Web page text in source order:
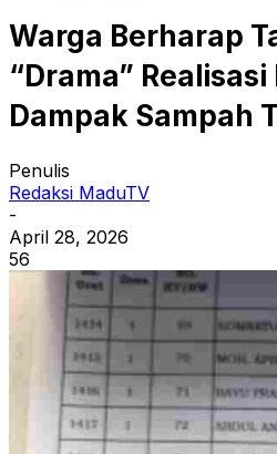
Warga Berharap
“Drama” Realisasi
Dampak Sampah
Penulis
Redaksi MaduTV
-
April 28, 2026
56